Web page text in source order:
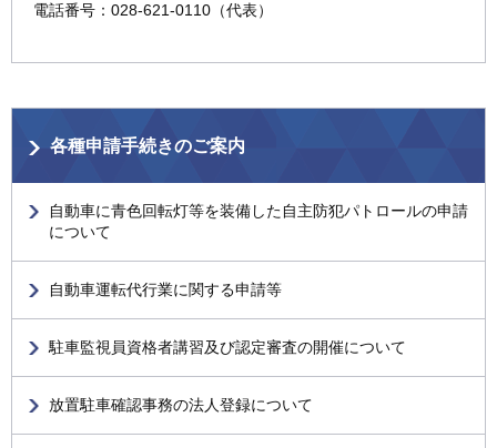
電話番号：028-621-0110（代表）
各種申請手続きのご案内
自動車に青色回転灯等を装備した自主防犯パトロールの申請
について
自動車運転代行業に関する申請等
駐車監視員資格者講習及び認定審査の開催について
放置駐車確認事務の法人登録について